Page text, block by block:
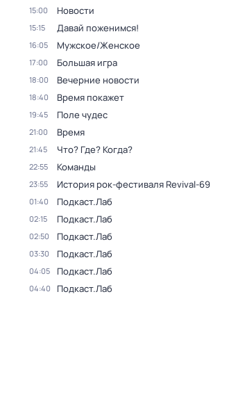
15:00 Новости
15:15 Давай поженимся!
16:05 Мужское/Женское
17:00 Большая игра
18:00 Вечерние новости
18:40 Время покажет
19:45 Поле чудес
21:00 Время
21:45 Что? Где? Когда?
22:55 Команды
23:55 История рок-фестиваля Revival-69
01:40 Подкаст.Лаб
02:15 Подкаст.Лаб
02:50 Подкаст.Лаб
03:30 Подкаст.Лаб
04:05 Подкаст.Лаб
04:40 Подкаст.Лаб